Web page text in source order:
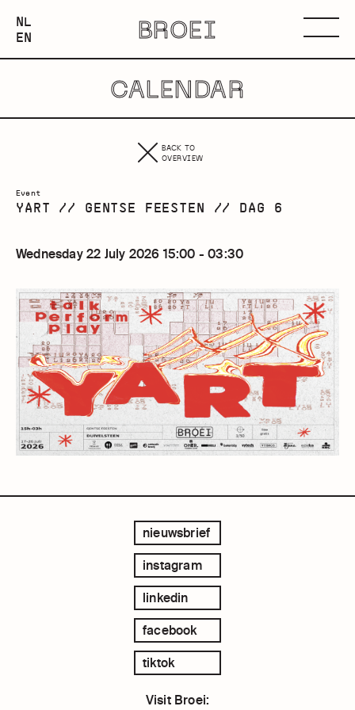
NEDERLANDS
NL
ENGLISH
EN BROEI
CALENDAR
BACK TO
OVERVIEW
Event
YART // GENTSE FEESTEN // DAG 6
Wednesday 22 July 2026 15:00 - 03:30
nieuwsbrief
instagram
linkedin
facebook
tiktok
Visit Broei: